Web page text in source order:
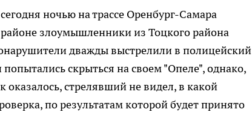
ночью на трассе Оренбург-Самара
злоумышленники из Тоцкого района
дважды выстрелили в полицейский
скрыться на своем "Опеле", однако,
стрелявший не видел, в какой
по результатам которой будет принято